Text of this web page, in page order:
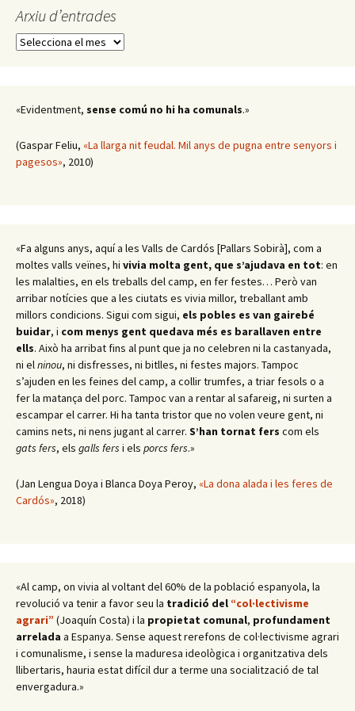
Arxiu d’entrades
Arxiu
«Evidentment, sense comú no hi ha comunals.»
(Gaspar Feliu, «La llarga nit feudal. Mil anys de pugna entre senyors i
pagesos», 2010)
«Fa alguns anys, aquí a les Valls de Cardós [Pallars Sobirà], com a
moltes valls veïnes, hi vivia molta gent, que s’ajudava en tot: en
les malalties, en els treballs del camp, en fer festes… Però van
arribar notícies que a les ciutats es vivia millor, treballant amb
millors condicions. Sigui com sigui, els pobles es van gairebé
buidar, i com menys gent quedava més es barallaven entre
ells. Això ha arribat fins al punt que ja no celebren ni la castanyada,
ni elninou, ni disfresses, ni bitlles, ni festes majors. Tampoc
s’ajuden en les feines del camp, a collir trumfes, a triar fesols o a
fer la matança del porc. Tampoc van a rentar al safareig, ni surten a
escampar el carrer. Hi ha tanta tristor que no volen veure gent, ni
camins nets, ni nens jugant al carrer. S’han tornat fers com els
gats fers, els galls fers i els porcs fers.»
(Jan Lengua Doya i Blanca Doya Peroy, «La dona alada i les feres de
Cardós», 2018)
«Al camp, on vivia al voltant del 60% de la població espanyola, la
revolució va tenir a favor seu la tradició del “col·lectivisme
agrari” (Joaquín Costa) i la propietat comunal, profundament
arrelada a Espanya. Sense aquest rerefons de col·lectivisme agrari
i comunalisme, i sense la maduresa ideològica i organitzativa dels
llibertaris, hauria estat difícil dur a terme una socialització de tal
envergadura.»